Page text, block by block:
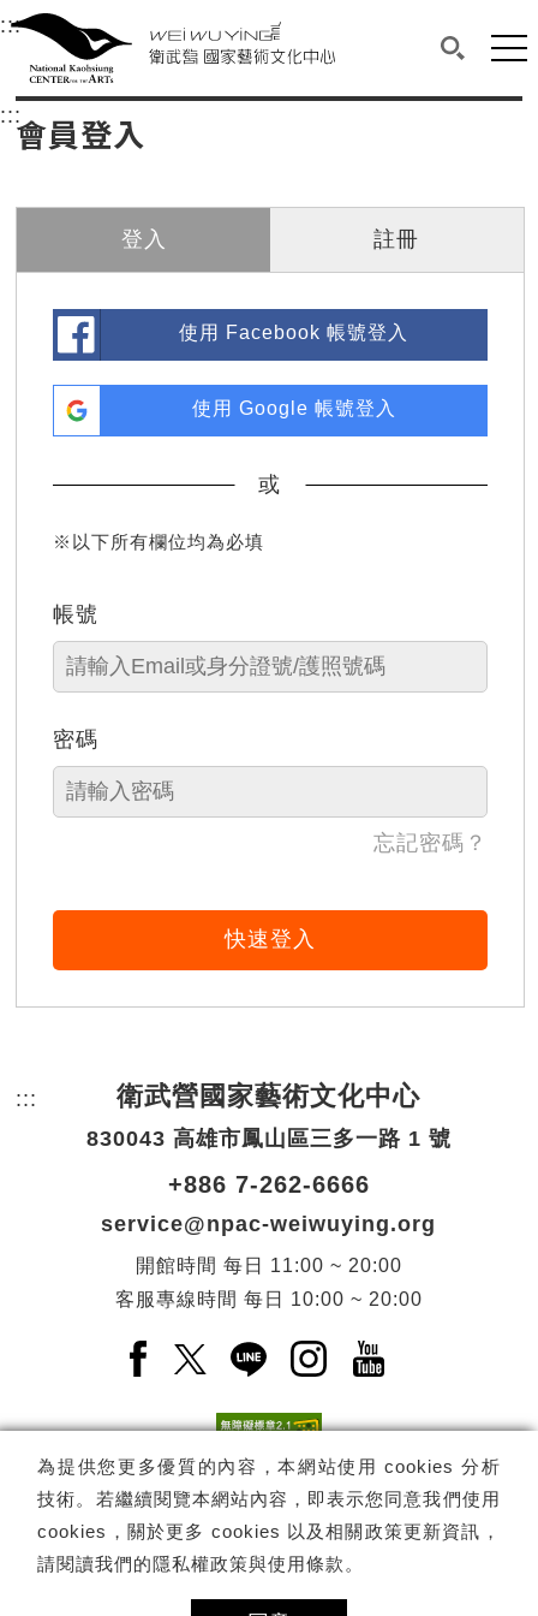
衛武營國家藝術文化中心
中央內容區塊，為本頁主要內容區。
:::選單連結區塊，此區塊列有本網站主要連結。
衛武營國家藝術文化中心
搜尋(開
網
::: 中央內容區塊，為本頁主要內容區。
會員登入
登入 註冊
使用 Facebook 帳號登入
使用 Google 帳號登入
或
※以下所有欄位均為必填
帳號
密碼
忘記密碼？
快速登入
為提供您更多優質的內容，本網站使用 cookies 分析
技術。若繼續閱覽本網站內容，即表示您同意我們使用
cookies，關於更多 cookies 以及相關政策更新資訊，
請閱讀我們的隱私權政策與使用條款 。
::: 頁尾網站資訊。
衛武營國家藝術文化中心
830043 高雄市鳳山區三多一路 1 號
+886 7-262-6666
service@npac-weiwuying.org
開館時間 每日
11:00 ~ 20:00
客服專線時間 每日 10:00 ~ 20:00
Facebook(另開新視窗)
X(另開新視窗)
LINE(另開新視窗)
Instagram(另開新視
YouTube(另開
電子報訂閱 訂閱
Copyright © 國家表演藝術中心 -衛武營國家藝術文化中心